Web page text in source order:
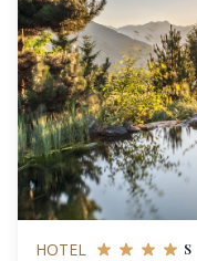
HOTEL s